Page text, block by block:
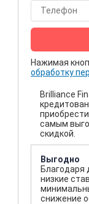
Нажимая
обработку
Brilliance
самым
скидкой.
Выгодно
Благодаря
низкие
снижение